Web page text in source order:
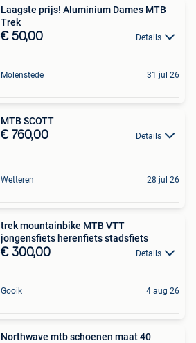
Laagste prijs! Aluminium Dames MTB
Trek
€ 50,00 Details
Molenstede 31 jul 26
MTB SCOTT
€ 760,00 Details
Wetteren 28 jul 26
trek mountainbike MTB VTT
jongensfiets herenfiets stadsfiets
€ 300,00 Details
Gooik 4 aug 26
Northwave mtb schoenen maat 40